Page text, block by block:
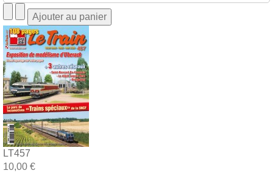
LT457
10,00 €